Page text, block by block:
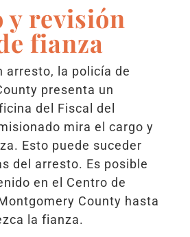
y revisión
fianza
arresto, la policía de
presenta un
del Fiscal del
mira el cargo y
Esto puede suceder
del arresto. Es posible
en el Centro de
County hasta
la fianza.